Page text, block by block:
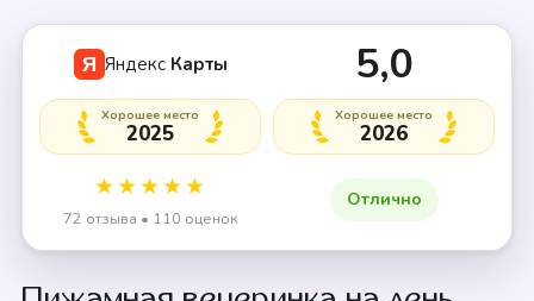
Я Яндекс Карты 5,0
★★★★★
72 отзыва • 110 оценок
Хорошее место
2025
Хорошее место
2026
Отлично